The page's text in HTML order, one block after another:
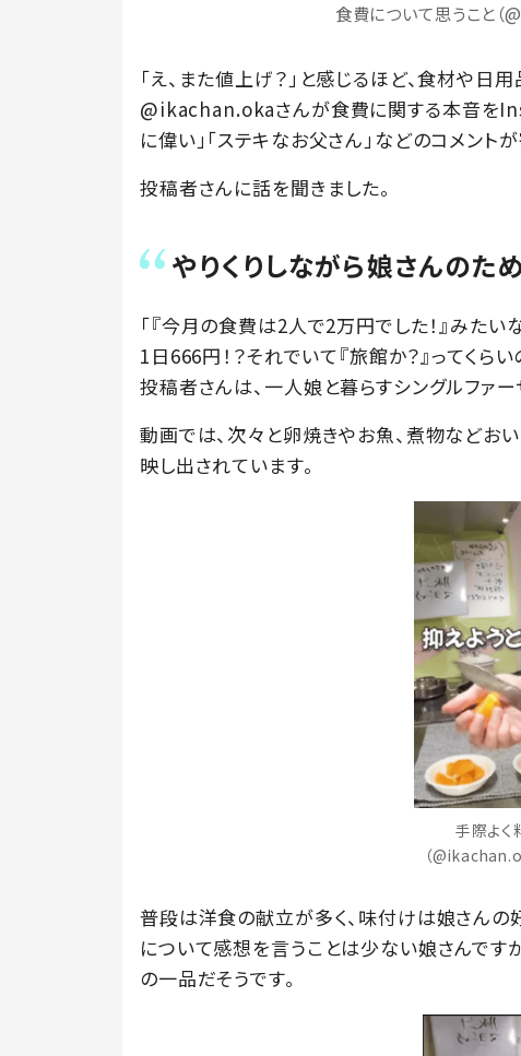
食費について思うこと（
「え、また値上げ？」と感じるほど、食材や
@ikachan.okaさんが食費に関する本音を
に偉い」「ステキなお父さん」などのコメント
投稿者さんに話を聞きました。
やりくりしながら娘さんのた
「『今月の食費は2人で2万円でした！』みた
1日666円！？それでいて『旅館か？』ってく
投稿者さんは、一人娘と暮らすシングルファー
動画では、次々と卵焼きやお魚、煮物などお
映し出されています。
手際よく
（
普段は洋食の献立が多く、味付けは娘さん
について感想を言うことは少ない娘さんです
の一品だそうです。